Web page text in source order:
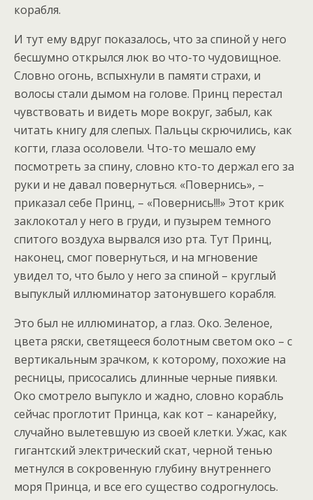
корабля.
И тут ему вдруг показалось, что за спиной у него
бесшумно открылся люк во что-то чудовищное.
Словно огонь, вспыхнули в памяти страхи, и
волосы стали дымом на голове. Принц перестал
чувствовать и видеть море вокруг, забыл, как
читать книгу для слепых. Пальцы скрючились, как
когти, глаза осоловели. Что-то мешало ему
посмотреть за спину, словно кто-то держал его за
руки и не давал повернуться. «Повернись», –
приказал себе Принц, – «Повернись!!!» Этот крик
заклокотал у него в груди, и пузырем темного
спитого воздуха вырвался изо рта. Тут Принц,
наконец, смог повернуться, и на мгновение
увидел то, что было у него за спиной – круглый
выпуклый иллюминатор затонувшего корабля.
Это был не иллюминатор, а глаз. Око. Зеленое,
цвета ряски, светящееся болотным светом око – с
вертикальным зрачком, к которому, похожие на
ресницы, присосались длинные черные пиявки.
Око смотрело выпукло и жадно, словно корабль
сейчас проглотит Принца, как кот – канарейку,
случайно вылетевшую из своей клетки. Ужас, как
гигантский электрический скат, черной тенью
метнулся в сокровенную глубину внутреннего
моря Принца, и все его существо содрогнулось.